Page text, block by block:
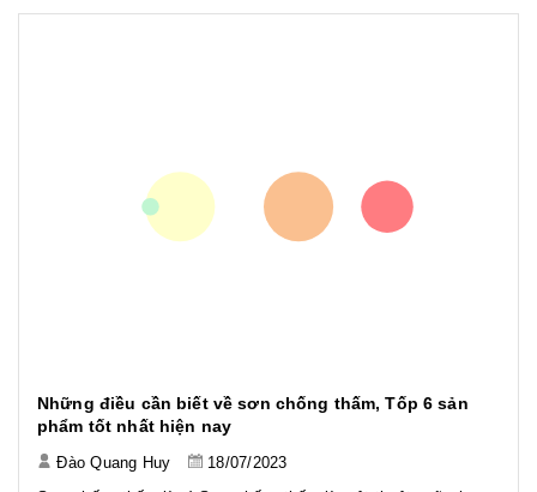
Những điều cần biết về sơn chống thấm, Tốp 6 sản
phẩm tốt nhất hiện nay
Đào Quang Huy
18/07/2023